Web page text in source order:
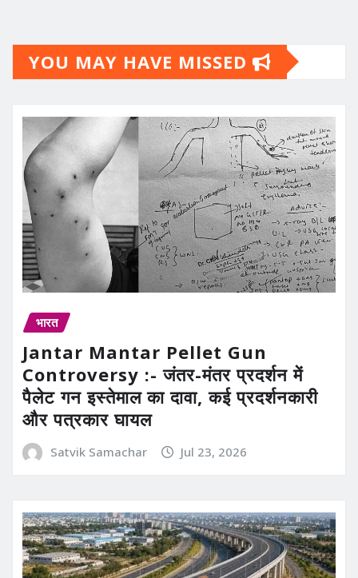
YOU MAY HAVE MISSED
भारत
Jantar Mantar Pellet Gun
Controversy :- जंतर-मंतर प्रदर्शन में
पैलेट गन इस्तेमाल का दावा, कई प्रदर्शनकारी
और पत्रकार घायल
Satvik Samachar Jul 23, 2026